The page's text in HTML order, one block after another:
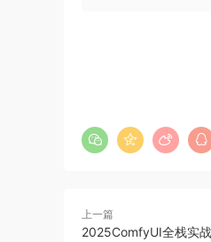
上一篇
2025ComfyUI全栈实